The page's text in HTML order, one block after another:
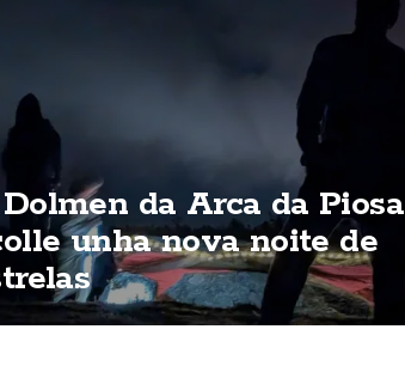
da Arca da Piosa
unha nova noite de